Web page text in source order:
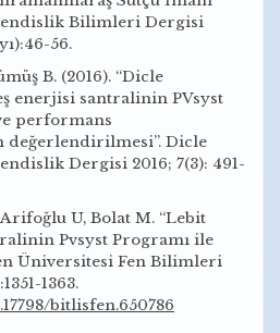
Bilimleri Dergisi
56.
B. (2016). “Dicle
enerjisi santralinin PVsyst
performans
Dicle
Dergisi 2016; 7(3): 491-
U, Bolat M. “Lebit
Pvsyst Programı ile
Üniversitesi Fen Bilimleri
1363.
bitlisfen.650786